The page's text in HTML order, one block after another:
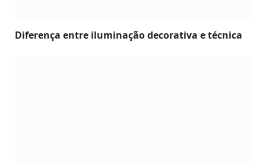
Diferença entre iluminação decorativa e técnica